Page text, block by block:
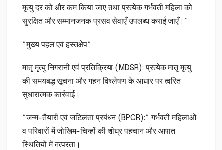
मृत्यु दर को और कम किया जाए तथा प्रत्येक गर्भवती महिला को
सुरक्षित और सम्मानजनक प्रसव सेवाएँ उपलब्ध कराई जाएँ।”
*मुख्य पहल एवं हस्तक्षेप*
मातृ मृत्यु निगरानी एवं प्रतिक्रिया (MDSR): प्रत्येक मातृ मृत्यु
की समयबद्ध सूचना और गहन विश्लेषण के आधार पर त्वरित
सुधारात्मक कार्रवाई।
*जन्म-तैयारी एवं जटिलता प्रबंधन (BPCR):* गर्भवती महिलाओं
व परिवारों में जोखिम-चिन्हों की शीघ्र पहचान और आपात
स्थितियों में तत्परता।